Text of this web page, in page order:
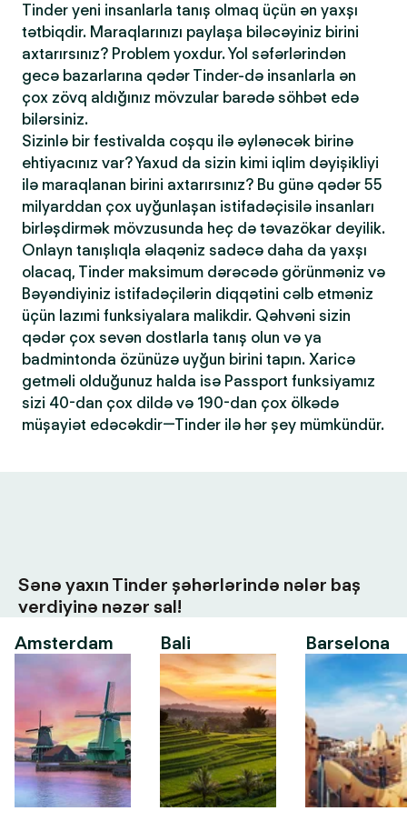
Tinder yeni insanlarla tanış olmaq üçün ən yaxşı
tətbiqdir. Maraqlarınızı paylaşa biləcəyiniz birini
axtarırsınız? Problem yoxdur. Yol səfərlərindən
gecə bazarlarına qədər Tinder-də insanlarla ən
çox zövq aldığınız mövzular barədə söhbət edə
bilərsiniz.
Sizinlə bir festivalda coşqu ilə əylənəcək birinə
ehtiyacınız var? Yaxud da sizin kimi iqlim dəyişikliyi
ilə maraqlanan birini axtarırsınız? Bu günə qədər 55
milyarddan çox uyğunlaşan istifadəçisilə insanları
birləşdirmək mövzusunda heç də təvazökar deyilik.
Onlayn tanışlıqla əlaqəniz sadəcə daha da yaxşı
olacaq, Tinder maksimum dərəcədə görünməniz və
Bəyəndiyiniz istifadəçilərin diqqətini cəlb etməniz
üçün lazımi funksiyalara malikdir. Qəhvəni sizin
qədər çox sevən dostlarla tanış olun və ya
badmintonda özünüzə uyğun birini tapın. Xaricə
getməli olduğunuz halda isə Passport funksiyamız
sizi 40-dan çox dildə və 190-dan çox ölkədə
müşayiət edəcəkdir—Tinder ilə hər şey mümkündür.
Sənə yaxın Tinder şəhərlərində nələr baş
verdiyinə nəzər sal!
Amsterdam
Bali Barselona